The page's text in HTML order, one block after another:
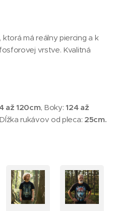
má reálny piercing a k
vrstve. Kvalitná
až 120cm, Boky:124 až
rukávov od pleca: 25cm.